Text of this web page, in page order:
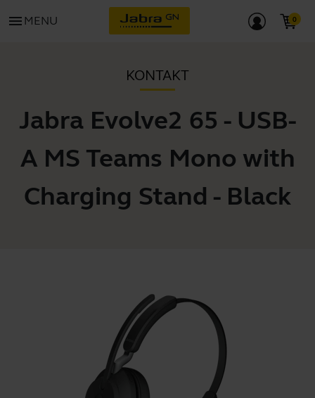
menu MENU
KONTAKT
Jabra Evolve2 65 - USB-
A MS Teams Mono with
Charging Stand - Black